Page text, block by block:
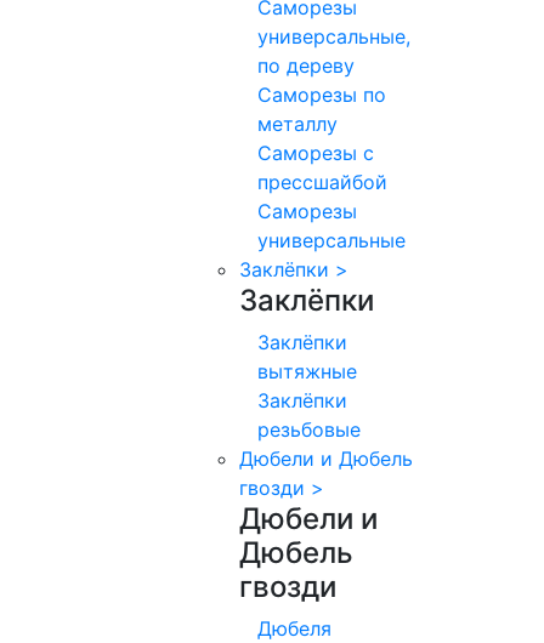
Саморезы
универсальные,
по дереву
Саморезы по
металлу
Саморезы с
прессшайбой
Саморезы
универсальные
Заклёпки >
Заклёпки
Заклёпки
вытяжные
Заклёпки
резьбовые
Дюбели и Дюбель
гвозди >
Дюбели и
Дюбель
гвозди
Дюбеля